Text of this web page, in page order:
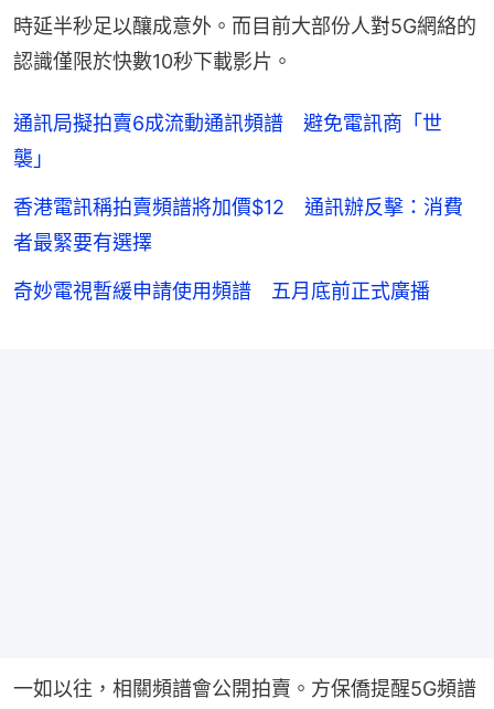
時延半秒足以釀成意外。而目前大部份人對5G網絡的
認識僅限於快數10秒下載影片。
通訊局擬拍賣6成流動通訊頻譜 避免電訊商「世
襲」
香港電訊稱拍賣頻譜將加價$12 通訊辦反擊：消費
者最緊要有選擇
奇妙電視暫緩申請使用頻譜 五月底前正式廣播
一如以往，相關頻譜會公開拍賣。方保僑提醒5G頻譜